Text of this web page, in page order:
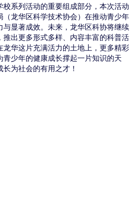
系列活动的重要组成部分，本次活动
（龙华区科学技术协会）在推动青少年
显著成效。未来，龙华区科协将继续
出更多形式多样、内容丰富的科普活
华这片充满活力的土地上，更多精彩
青少年的健康成长撑起一片知识的天
为社会的有用之才！